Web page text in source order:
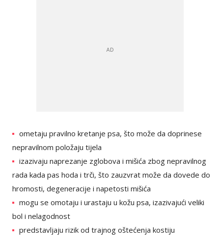
ometaju pravilno kretanje psa, što može da doprinese
nepravilnom položaju tijela
izazivaju naprezanje zglobova i mišića zbog nepravilnog
rada kada pas hoda i trči, što zauzvrat može da dovede do
hromosti, degeneracije i napetosti mišića
mogu se omotaju i urastaju u kožu psa, izazivajući veliki
bol i nelagodnost
predstavljaju rizik od trajnog oštećenja kostiju